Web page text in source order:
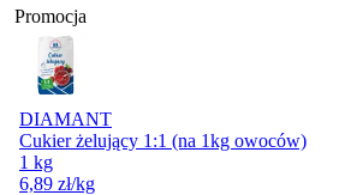
Promocja
DIAMANT
Cukier żelujący 1:1 (na 1kg owoców)
1 kg
6,89 zł/kg